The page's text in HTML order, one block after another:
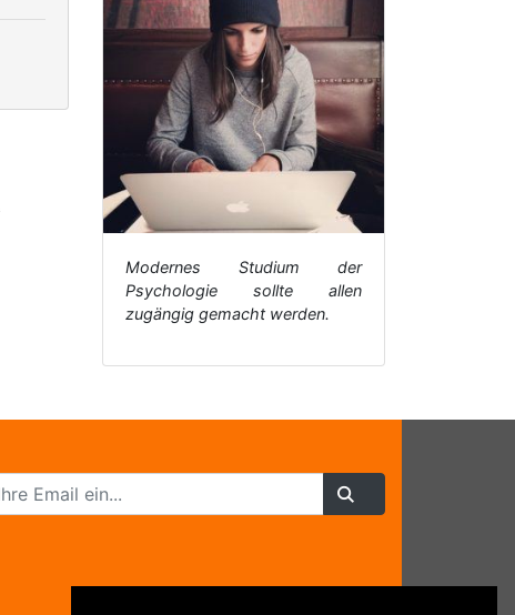
Modernes Studium der
Psychologie sollte allen
zugängig gemacht werden.